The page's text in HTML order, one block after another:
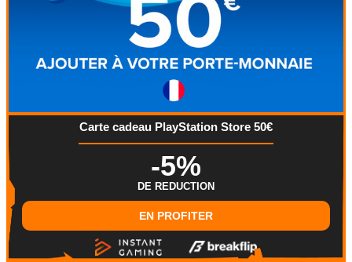
Carte cadeau PlayStation Store 50€
-5%
DE REDUCTION
EN PROFITER